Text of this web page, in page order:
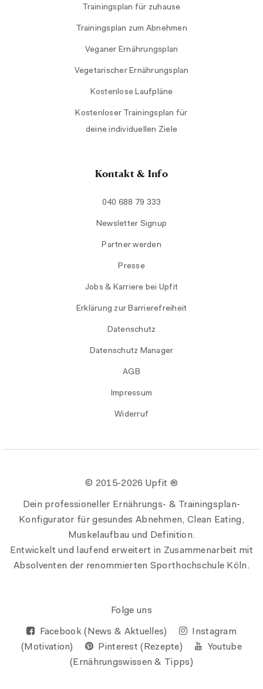
Trainingsplan für zuhause
Trainingsplan zum Abnehmen
Veganer Ernährungsplan
Vegetarischer Ernährungsplan
Kostenlose Laufpläne
Kostenloser Trainingsplan für
deine individuellen Ziele
Kontakt & Info
040 688 79 333
Newsletter Signup
Partner werden
Presse
Jobs & Karriere bei Upfit
Erklärung zur Barrierefreiheit
Datenschutz
Datenschutz Manager
AGB
Impressum
Widerruf
© 2015-2026 Upfit ®
Dein professioneller Ernährungs- & Trainingsplan-
Konfigurator für gesundes Abnehmen, Clean Eating,
Muskelaufbau und Definition.
Entwickelt und laufend erweitert in Zusammenarbeit mit
Absolventen der renommierten Sporthochschule Köln.
Folge uns
Facebook (News & Aktuelles)
Instagram
(Motivation)
Pinterest (Rezepte)
Youtube
(Ernährungswissen & Tipps)